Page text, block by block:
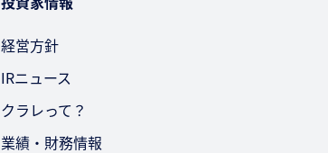
経営方針
IRニュース
クラレって？
業績・財務情報